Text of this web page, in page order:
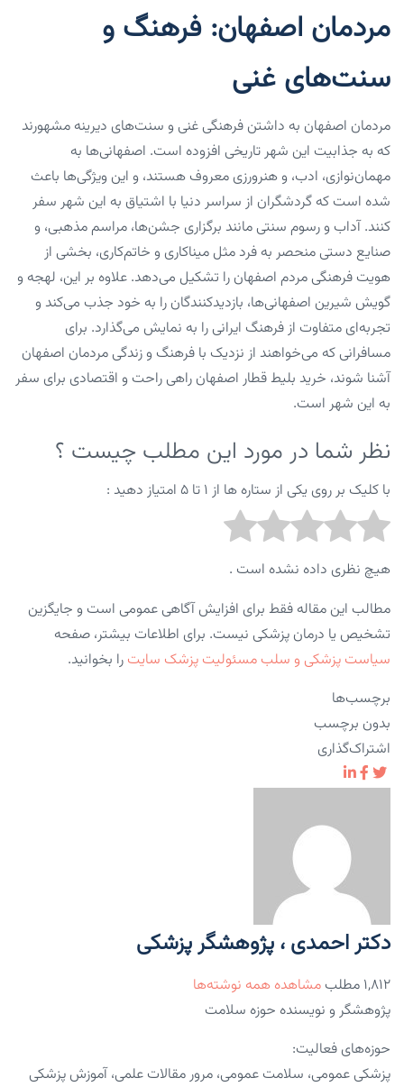
مردمان اصفهان: فرهنگ و
سنت‌های غنی
مردمان اصفهان به داشتن فرهنگی غنی و سنت‌های دیرینه مشهورند
که به جذابیت این شهر تاریخی افزوده است. اصفهانی‌ها به
مهمان‌نوازی، ادب، و هنرورزی معروف هستند، و این ویژگی‌ها باعث
شده است که گردشگران از سراسر دنیا با اشتیاق به این شهر سفر
کنند. آداب و رسوم سنتی مانند برگزاری جشن‌ها، مراسم مذهبی، و
صنایع دستی منحصر به فرد مثل میناکاری و خاتم‌کاری، بخشی از
هویت فرهنگی مردم اصفهان را تشکیل می‌دهد. علاوه بر این، لهجه و
گویش شیرین اصفهانی‌ها، بازدیدکنندگان را به خود جذب می‌کند و
تجربه‌ای متفاوت از فرهنگ ایرانی را به نمایش می‌گذارد. برای
مسافرانی که می‌خواهند از نزدیک با فرهنگ و زندگی مردمان اصفهان
آشنا شوند، خرید بلیط قطار اصفهان راهی راحت و اقتصادی برای سفر
به این شهر است.
نظر شما در مورد این مطلب چیست ؟
با کلیک بر روی یکی از ستاره ها از ۱ تا ۵ امتیاز دهید :
هیچ نظری داده نشده است .
مطالب این مقاله فقط برای افزایش آگاهی عمومی است و جایگزین
تشخیص یا درمان پزشکی نیست. برای اطلاعات بیشتر، صفحه
سیاست پزشکی و سلب مسئولیت پزشک سایت را بخوانید.
برچسب‌ها
بدون برچسب
اشتراک‌گذاری
دکتر احمدی ، پژوهشگر پزشکی
۱,۸۱۲ مطلب
مشاهده همه نوشته‌ها
پژوهشگر و نویسنده حوزه سلامت
حوزه‌های فعالیت:
پزشکی عمومی، سلامت عمومی، مرور مقالات علمی، آموزش پزشکی